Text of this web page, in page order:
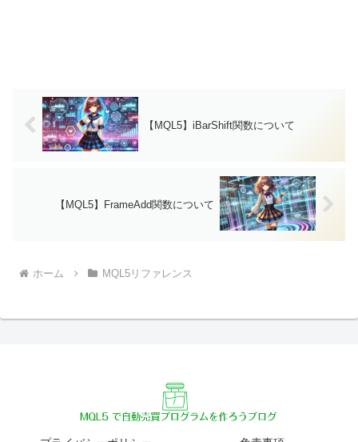
【MQL5】iBarShift関数について
【MQL5】FrameAdd関数について
ホーム MQL5リファレンス